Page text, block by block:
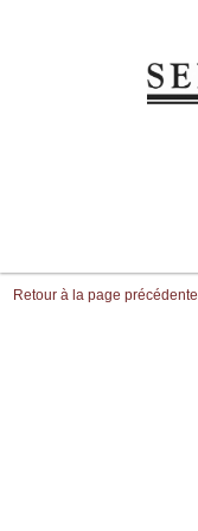
Retour à la page précédente